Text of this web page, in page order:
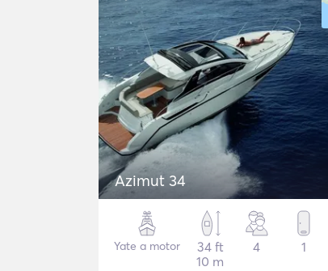
Azimut 34
Yate a motor
34 ft
10 m
4 1